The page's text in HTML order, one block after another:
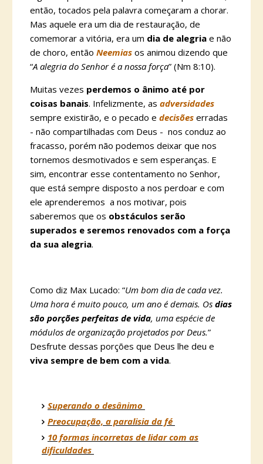
então, tocados pela palavra começaram a chorar.
Mas aquele era um dia de restauração, de
comemorar a vitória, era um dia de alegria e não
de choro, então Neemias os animou dizendo que
“A alegria do Senhor é a nossa força” (Nm 8:10).
Muitas vezes perdemos o ânimo até por
coisas banais. Infelizmente, as adversidades
sempre existirão, e o pecado e decisões erradas
- não compartilhadas com Deus - nos conduz ao
fracasso, porém não podemos deixar que nos
tornemos desmotivados e sem esperanças. E
sim, encontrar esse contentamento no Senhor,
que está sempre disposto a nos perdoar e com
ele aprenderemos a nos motivar, pois
saberemos que os obstáculos serão
superados e seremos renovados com a força
da sua alegria.
Como diz Max Lucado: “Um bom dia de cada vez.
Uma hora é muito pouco, um ano é demais. Os dias
são porções perfeitas de vida, uma espécie de
módulos de organização projetados por Deus.”
Desfrute dessas porções que Deus lhe deu e
viva sempre de bem com a vida.
Superando o desânimo
Preocupação, a paralisia da fé
10 formas incorretas de lidar com as
dificuldades